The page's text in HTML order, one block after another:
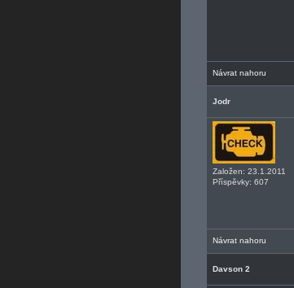
Návrat nahoru
Jodr
Založen: 23.1.2011
Příspěvky: 607
Návrat nahoru
Davson 2